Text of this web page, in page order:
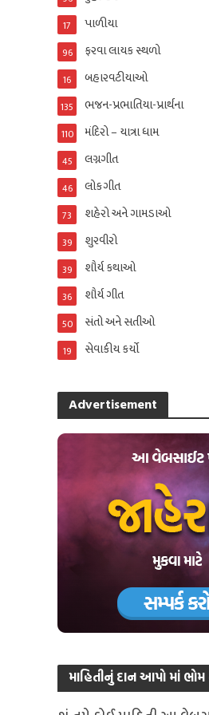
પાળીયા
17
ફરવા લાયક સ્થળો
96
બહારવટીયાઓ
16
ભજન-પ્રભાતિયા-પ્રાર્થના
135
મંદિરો – યાત્રા ધામ
110
લગ્નગીત
45
લોકગીત
46
શહેરો અને ગામડાઓ
73
શુરવીરો
39
શૌર્ય કથાઓ
39
શૌર્ય ગીત
36
સંતો અને સતીઓ
50
સેવાકીય કર્યો
19
Advertisement
માહિતીનું દાન આપો માં